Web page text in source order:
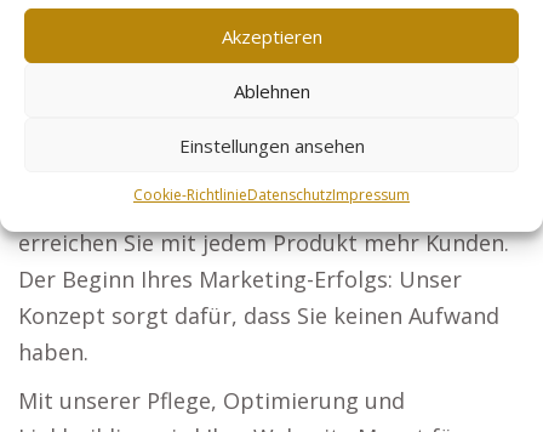
Akzeptieren
Ablehnen
Einstellungen ansehen
Cookie-RichtlinieDatenschutzImpressum
Steuerberater: Unternehmen und
Privatpersonen sollen Ihre Leistungen
kennenlernen. Sicherheitsdienste: Überzeugen
Sie Unternehmen und Events, dass Ihre
Händler: Mit der richtigen Optimierung
erreichen Sie mit jedem Produkt mehr Kunden.
Der Beginn Ihres Marketing-Erfolgs: Unser
Konzept sorgt dafür, dass Sie keinen Aufwand
haben.
Mit unserer Pflege, Optimierung und